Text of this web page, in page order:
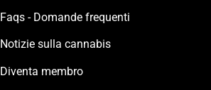
Faqs - Domande frequenti
Notizie sulla cannabis
Diventa membro